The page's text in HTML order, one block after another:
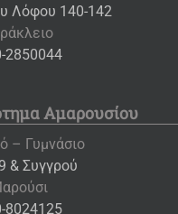
Λόφου 140-142
2850044
Αμαρουσίου
– Γυμνάσιο
& Συγγρού
8024125